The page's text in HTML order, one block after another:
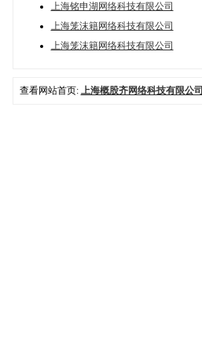
上海铭申湖网络科技有限公司
上海笼沫籍网络科技有限公司
上海笼沫籍网络科技有限公司
查看网站首页: 上海概股齐网络科技有限公司